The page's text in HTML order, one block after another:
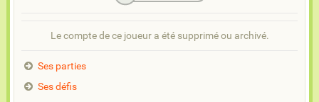
Le compte de ce joueur a été supprimé ou archivé.
Ses parties
Ses défis